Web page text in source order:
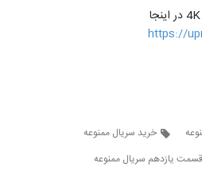
https://
خرید سریال ممنوعه
قسمت یازدهم سریال ممنوعه